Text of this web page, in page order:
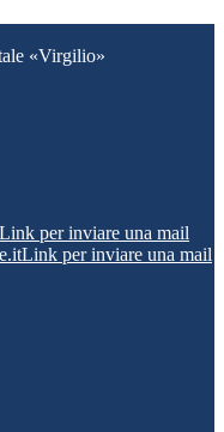
«Virgilio»
Link per inviare una mail
Link per inviare una mail